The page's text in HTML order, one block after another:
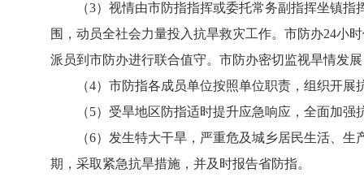
（3）视情由市防指指挥或委托常务副指挥坐镇指
围，动员全社会力量投入抗旱救灾工作。市防办24小
派员到市防办进行联合值守。市防办密切监视旱情发
（4）市防指各成员单位按照单位职责，组织开展
（5）受旱地区防指适时提升应急响应，全面加强
（6）发生特大干旱，严重危及城乡居民生活、生
期，采取紧急抗旱措施，并及时报告省防指。